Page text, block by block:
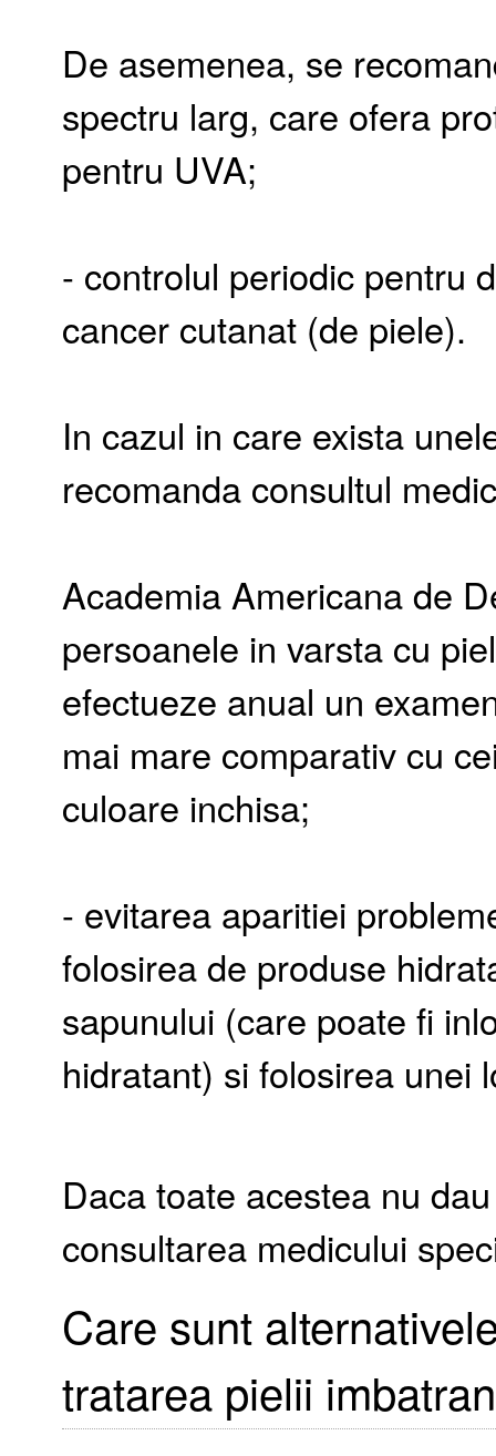
De asemenea, se
spectru larg, care ofera
pentru UVA;
- controlul periodic pentru
cancer cutanat (de piele).
In cazul in care exista
recomanda consultul
Academia Americana de
persoanele in varsta cu
efectueze anual un
mai mare comparativ cu
culoare inchisa;
- evitarea aparitiei
folosirea de produse
sapunului (care poate fi
hidratant) si folosirea unei
Daca toate acestea nu
consultarea medicului
Care sunt
tratarea pielii